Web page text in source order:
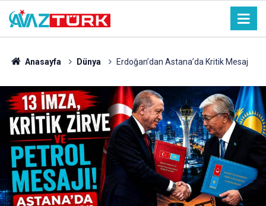
Anasayfa Dünya Erdoğan’dan Astana’da Kritik Mesaj